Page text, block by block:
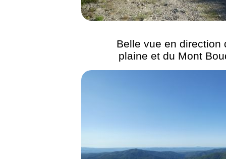
Belle vue en direction
plaine et du Mont